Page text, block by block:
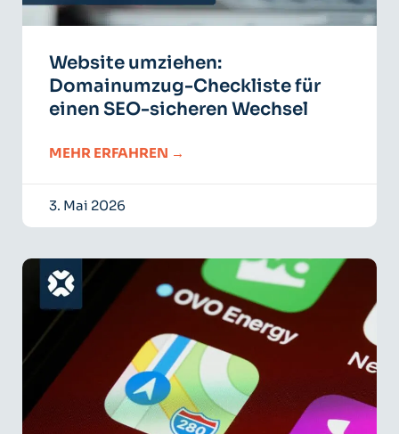
Website umziehen:
Domainumzug-Checkliste für
einen SEO-sicheren Wechsel
MEHR ERFAHREN →
3. Mai 2026